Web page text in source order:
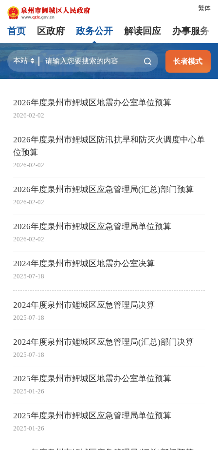
繁体
首页 区政府 政务公开 解读回应 办事服务
长者模式
2026年度泉州市鲤城区地震办公室单位预算
2026-02-02
2026年度泉州市鲤城区防汛抗旱和防灭火调度中心单
位预算
2026-02-02
2026年度泉州市鲤城区应急管理局(汇总)部门预算
2026-02-02
2026年度泉州市鲤城区应急管理局单位预算
2026-02-02
2024年度泉州市鲤城区地震办公室决算
2025-07-18
2024年度泉州市鲤城区应急管理局决算
2025-07-18
2024年度泉州市鲤城区应急管理局(汇总)部门决算
2025-07-18
2025年度泉州市鲤城区地震办公室单位预算
2025-01-26
2025年度泉州市鲤城区应急管理局单位预算
2025-01-26